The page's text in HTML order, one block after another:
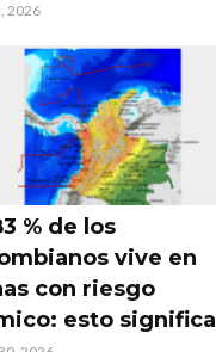
2026
% de los
vive en
con riesgo
esto significa